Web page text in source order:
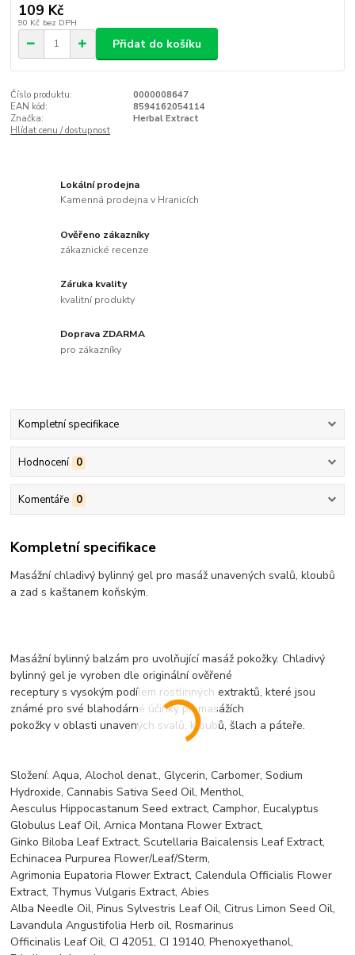
109 Kč
90 Kč bez DPH
Přidat do košíku
Číslo produktu:
0000008647
EAN kód:
8594162054114
Značka:
Herbal Extract
Hlídat cenu / dostupnost
Lokální prodejna
Kamenná prodejna v Hranicích
Ověřeno zákazníky
zákaznické recenze
Záruka kvality
kvalitní produkty
Doprava ZDARMA
pro zákazníky
Kompletní specifikace
Hodnocení 0
Komentáře 0
Kompletní specifikace
Masážní chladivý bylinný gel pro masáž unavených svalů, kloubů
a zad s kaštanem koňským.
Masážní bylinný balzám pro uvolňující masáž pokožky. Chladivý
bylinný gel je vyroben dle originální ověřené
receptury s vysokým podílem rostlinných extraktů, které jsou
známé pro své blahodárné účinky při masážích
pokožky v oblasti unavených svalů, kloubů, šlach a páteře.
Složení: Aqua, Alochol denat., Glycerin, Carbomer, Sodium
Hydroxide, Cannabis Sativa Seed Oil, Menthol,
Aesculus Hippocastanum Seed extract, Camphor, Eucalyptus
Globulus Leaf Oil, Arnica Montana Flower Extract,
Ginko Biloba Leaf Extract, Scutellaria Baicalensis Leaf Extract,
Echinacea Purpurea Flower/Leaf/Sterm,
Agrimonia Eupatoria Flower Extract, Calendula Officialis Flower
Extract, Thymus Vulgaris Extract, Abies
Alba Needle Oil, Pinus Sylvestris Leaf Oil, Citrus Limon Seed Oil,
Lavandula Angustifolia Herb oil, Rosmarinus
Officinalis Leaf Oil, CI 42051, CI 19140, Phenoxyethanol,